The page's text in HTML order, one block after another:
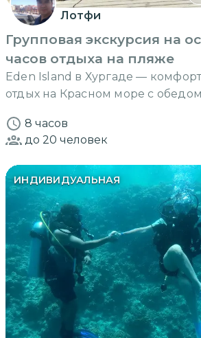
Лотфи
Групповая экскурсия на
часов отдыха на пляже
Eden Island в Хургаде —
отдых на Красном море с
8 часов
до 20 человек
ИНДИВИДУАЛЬНАЯ